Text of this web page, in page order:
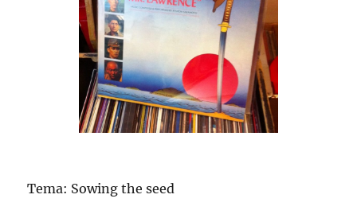
Tema: Sowing the seed